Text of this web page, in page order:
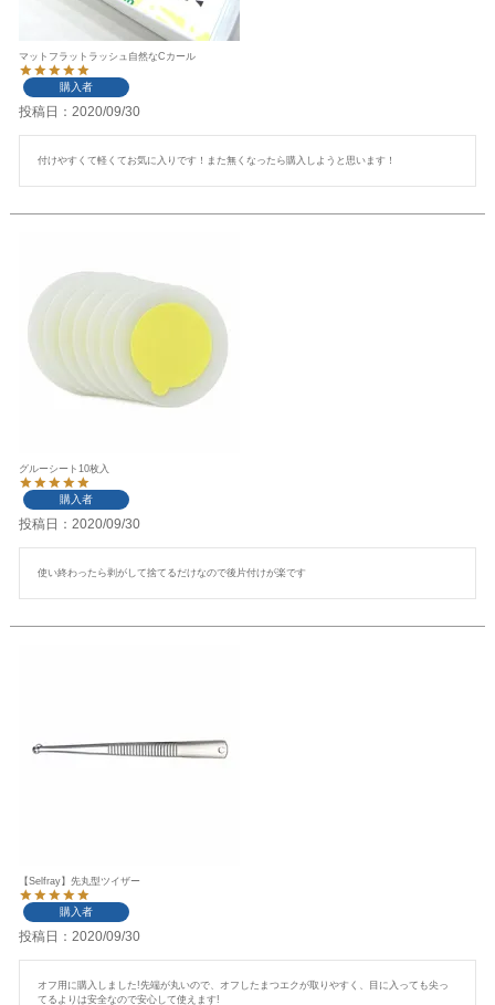
マットフラットラッシュ自然なCカール
購入者
投稿日 2020/09/30
付けやすくて軽くてお気に入りです！また無くなったら購入しようと思います！
グルーシート10枚入
購入者
投稿日 2020/09/30
使い終わったら剥がして捨てるだけなので後片付けが楽です
【Selfray】先丸型ツイザー
購入者
投稿日 2020/09/30
オフ用に購入しました!先端が丸いので、オフしたまつエクが取りやすく、目に入っても尖っ
てるよりは安全なので安心して使えます!